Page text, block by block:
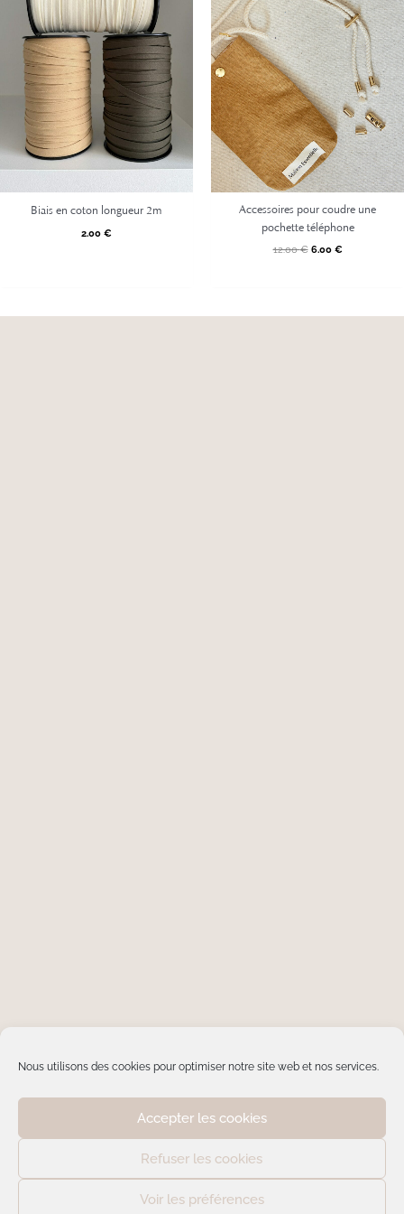
Nous utilisons des cookies pour optimiser notre site web et nos services.
Accepter les cookies
Refuser les cookies
Voir les préférences
Biais en coton longueur 2m
2.00 €
options
peuvent
être
choisies
sur
la
page
du
produit
Accessoires pour coudre une
pochette téléphone
12.00€ 6.00 €
Un Vestiaire, deux chemins